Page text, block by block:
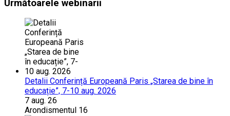
Următoarele webinarii
Detalii Conferință Europeană Paris „Starea de bine în
educație”, 7-10 aug. 2026
7 aug. 26
Arondismentul 16